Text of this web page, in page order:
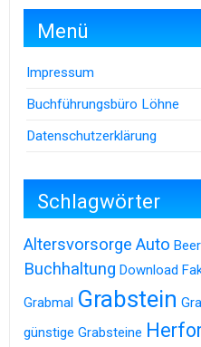
Menü
Impressum
Buchführungsbüro Löhne
Datenschutzerklärung
Schlagwörter
Altersvorsorge Auto
Buchhaltung Download
Grabmal Grabstein
günstige Grabsteine